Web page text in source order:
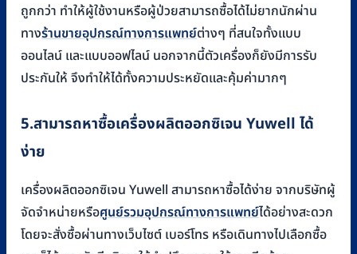
ถูกกว่า ทำให้ผู้ใช้งานหรือผู้ป่วยสามารถซื้อได้ไม่ยากนักผ่าน
ทางร้านขายอุปกรณ์ทางการแพทย์ต่างๆ ที่สนใจทั้งแบบ
ออนไลน์ และแบบออฟไลน์ นอกจากนี้ตัวเครื่องก็ยังมีการรับ
ประกันให้ จึงทำให้ได้ทั้งความประหยัดและคุ้มค่ามากๆ
5.สามารถหาซื้อเครื่องผลิตออกซิเจน Yuwell ได้
ง่าย
เครื่องผลิตออกซิเจน Yuwell สามารถหาซื้อได้ง่าย จากบริษัทผู้
จัดจำหน่ายหรือศูนย์รวมอุปกรณ์ทางการแพทย์ได้อย่างสะดวก
โดยจะสั่งซื้อผ่านทางเว็บไซต์ เบอร์โทร หรือเดินทางไปเลือกซื้อ